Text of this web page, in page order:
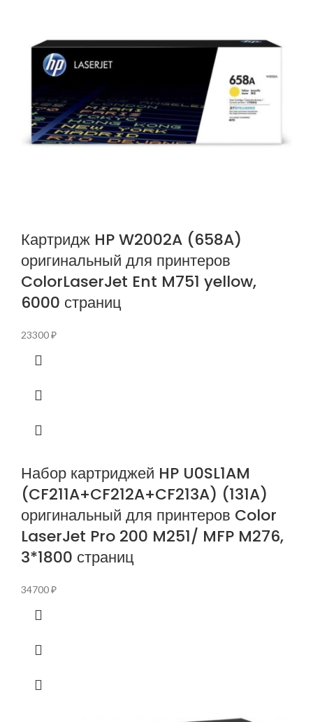
Картридж HP W2002A (658A)
оригинальный для принтеров
ColorLaserJet Ent M751 yellow,
6000 страниц
23300₽
Набор картриджей HP U0SL1AM
(CF211A+CF212A+CF213A) (131A)
оригинальный для принтеров Color
LaserJet Pro 200 M251/ MFP M276,
3*1800 страниц
34700₽